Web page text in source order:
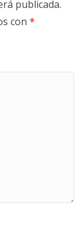
publicada.
con *